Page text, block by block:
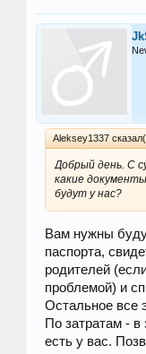
Aleksey1337
Добрый день. С
какие
будут у нас?
Вам нужны
паспорта,
родителей
проблемой) и
Остальное все
По затратам - в
есть у вас.